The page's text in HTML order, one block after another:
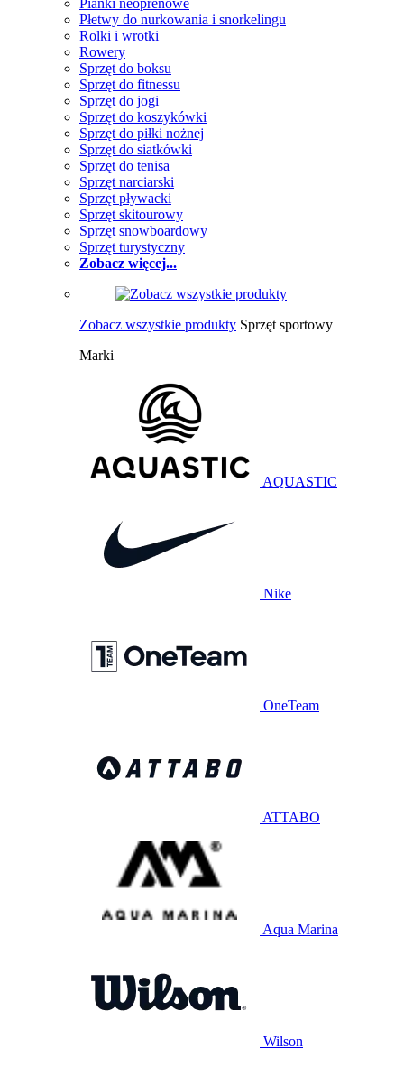
Pianki neoprenowe
Płetwy do nurkowania i snorkelingu
Rolki i wrotki
Rowery
Sprzęt do boksu
Sprzęt do fitnessu
Sprzęt do jogi
Sprzęt do koszykówki
Sprzęt do piłki nożnej
Sprzęt do siatkówki
Sprzęt do tenisa
Sprzęt narciarski
Sprzęt pływacki
Sprzęt skitourowy
Sprzęt snowboardowy
Sprzęt turystyczny
Zobacz więcej...
Zobacz wszystkie produkty Sprzęt sportowy
Marki
AQUASTIC
Nike
OneTeam
ATTABO
Aqua Marina
Wilson